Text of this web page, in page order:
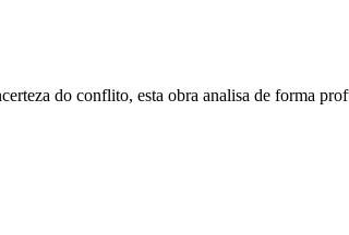
do conflito, esta obra analisa de forma